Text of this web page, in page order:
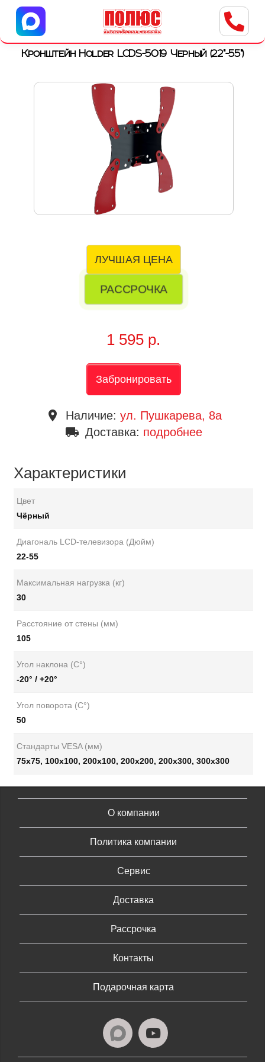
Центр бытовой техники
г. Ульяновск, ул. Пушкарева, 8a
Кронштейн Holder LCDS-5019 Черный (22"-55")
ЛУЧШАЯ ЦЕНА
РАССРОЧКА
1 595 р.
Забронировать
place Наличие: ул. Пушкарева, 8a
local_shipping Доставка: подробнее
Характеристики
Цвет
Чёрный
Диагональ LCD-телевизора (Дюйм)
22-55
Максимальная нагрузка (кг)
30
Расстояние от стены (мм)
105
Угол наклона (С°)
-20° / +20°
Угол поворота (С°)
50
Стандарты VESA (мм)
75x75, 100x100, 200x100, 200х200, 200х300, 300х300
О компании
Политика компании
Сервис
Доставка
Рассрочка
Контакты
Подарочная карта